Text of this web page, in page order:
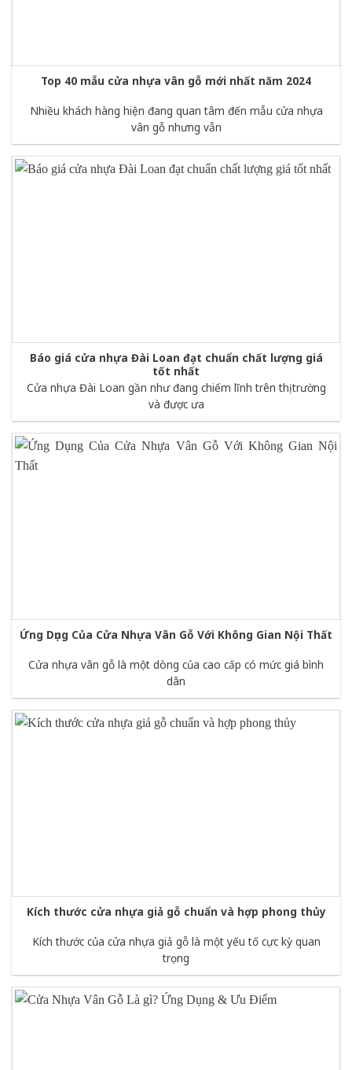
Top 40 mẫu cửa nhựa vân gỗ mới nhất năm 2024
Nhiều khách hàng hiện đang quan tâm đến mẫu cửa nhựa
vân gỗ nhưng vẫn
Báo giá cửa nhựa Đài Loan đạt chuẩn chất lượng giá
tốt nhất
Cửa nhựa Đài Loan gần như đang chiếm lĩnh trên thị trường
và được ưa
Ứng Dụng Của Cửa Nhựa Vân Gỗ Với Không Gian Nội Thất
Cửa nhựa vân gỗ là một dòng của cao cấp có mức giá bình
dân
Kích thước cửa nhựa giả gỗ chuẩn và hợp phong thủy
Kích thước của cửa nhựa giả gỗ là một yếu tố cực kỳ quan
trọng